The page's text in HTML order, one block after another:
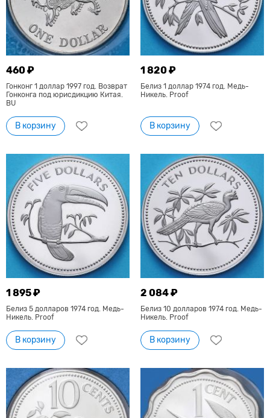
460 ₽
Гонконг 1 доллар 1997 год. Возврат
Гонконга под юрисдикцию Китая.
BU
В корзину
1 820 ₽
Белиз 1 доллар 1974 год. Медь-
Никель. Proof
В корзину
1 895 ₽
Белиз 5 долларов 1974 год. Медь-
Никель. Proof
В корзину
2 084 ₽
Белиз 10 долларов 1974 год. Медь-
Никель. Proof
В корзину